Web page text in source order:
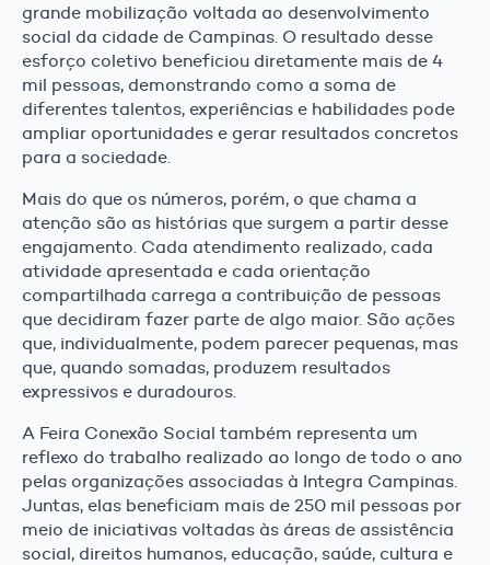
grande mobilização voltada ao desenvolvimento
social da cidade de Campinas. O resultado desse
esforço coletivo beneficiou diretamente mais de 4
mil pessoas, demonstrando como a soma de
diferentes talentos, experiências e habilidades pode
ampliar oportunidades e gerar resultados concretos
para a sociedade.
Mais do que os números, porém, o que chama a
atenção são as histórias que surgem a partir desse
engajamento. Cada atendimento realizado, cada
atividade apresentada e cada orientação
compartilhada carrega a contribuição de pessoas
que decidiram fazer parte de algo maior. São ações
que, individualmente, podem parecer pequenas, mas
que, quando somadas, produzem resultados
expressivos e duradouros.
A Feira Conexão Social também representa um
reflexo do trabalho realizado ao longo de todo o ano
pelas organizações associadas à Integra Campinas.
Juntas, elas beneficiam mais de 250 mil pessoas por
meio de iniciativas voltadas às áreas de assistência
social, direitos humanos, educação, saúde, cultura e